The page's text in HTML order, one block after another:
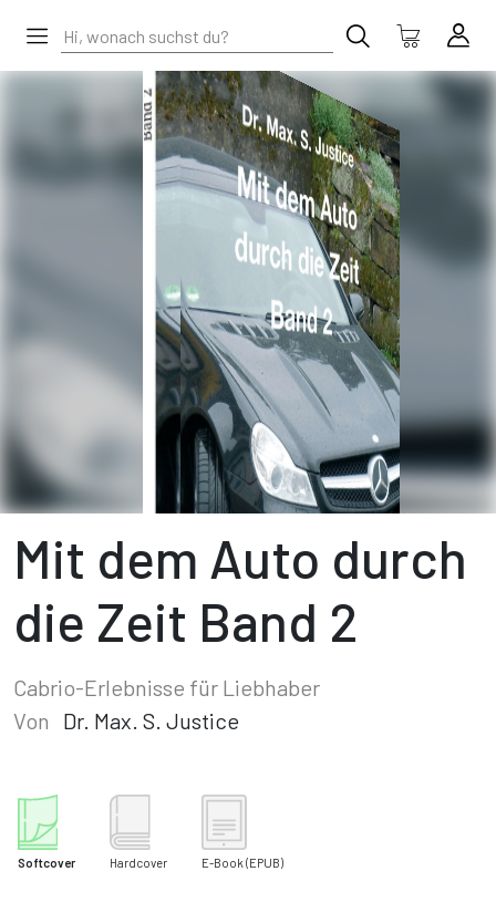
Mit dem Auto durch
die Zeit Band 2
Cabrio-Erlebnisse für Liebhaber
Von
Dr. Max. S. Justice
Softcover Hardcover E-Book (EPUB)